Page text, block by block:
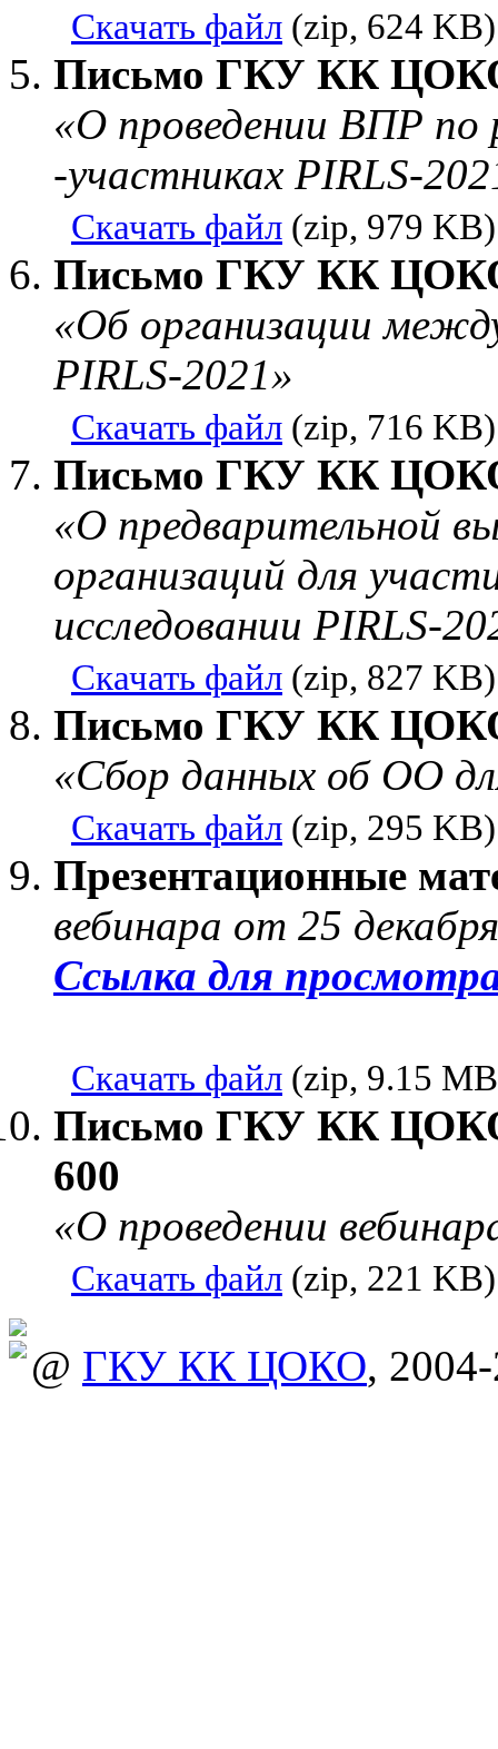
Скачать файл (zip, 624 KB)
Письмо ГКУ КК ЦОКО
«О проведении ВПР по
-участниках PIRLS-
Скачать файл (zip, 979 KB)
Письмо ГКУ КК ЦОКО
«Об организации
PIRLS-2021»
Скачать файл (zip, 716 KB)
Письмо ГКУ КК ЦОКО
«О предварительной
организаций для
исследовании PIRLS-
Скачать файл (zip, 827 KB)
Письмо ГКУ КК ЦОКО
«Сбор данных об ОО
Скачать файл (zip, 295 KB)
Презентационные
вебинара от 25
Ссылка для
Скачать файл (zip, 9.15
Письмо ГКУ КК ЦОКО
600
«О проведении
Скачать файл (zip, 221 KB)
@ ГКУ КК ЦОКО,